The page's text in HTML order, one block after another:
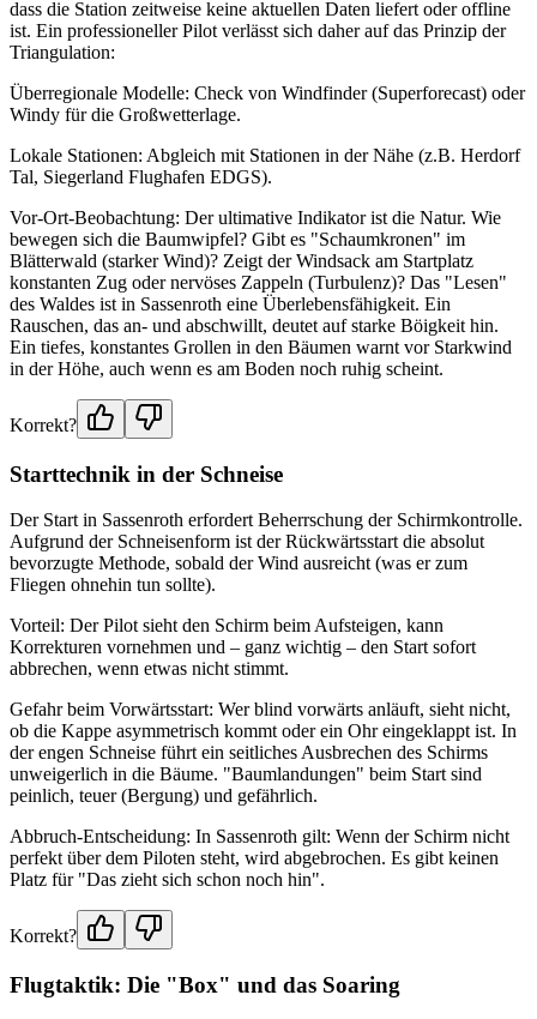
dass die Station zeitweise keine aktuellen Daten liefert oder offline
ist. Ein professioneller Pilot verlässt sich daher auf das Prinzip der
Triangulation:
Überregionale Modelle: Check von Windfinder (Superforecast) oder
Windy für die Großwetterlage.
Lokale Stationen: Abgleich mit Stationen in der Nähe (z.B. Herdorf
Tal, Siegerland Flughafen EDGS).
Vor-Ort-Beobachtung: Der ultimative Indikator ist die Natur. Wie
bewegen sich die Baumwipfel? Gibt es "Schaumkronen" im
Blätterwald (starker Wind)? Zeigt der Windsack am Startplatz
konstanten Zug oder nervöses Zappeln (Turbulenz)? Das "Lesen"
des Waldes ist in Sassenroth eine Überlebensfähigkeit. Ein
Rauschen, das an- und abschwillt, deutet auf starke Böigkeit hin.
Ein tiefes, konstantes Grollen in den Bäumen warnt vor Starkwind
in der Höhe, auch wenn es am Boden noch ruhig scheint.
Korrekt?
Starttechnik in der Schneise
Der Start in Sassenroth erfordert Beherrschung der Schirmkontrolle.
Aufgrund der Schneisenform ist der Rückwärtsstart die absolut
bevorzugte Methode, sobald der Wind ausreicht (was er zum
Fliegen ohnehin tun sollte).
Vorteil: Der Pilot sieht den Schirm beim Aufsteigen, kann
Korrekturen vornehmen und – ganz wichtig – den Start sofort
abbrechen, wenn etwas nicht stimmt.
Gefahr beim Vorwärtsstart: Wer blind vorwärts anläuft, sieht nicht,
ob die Kappe asymmetrisch kommt oder ein Ohr eingeklappt ist. In
der engen Schneise führt ein seitliches Ausbrechen des Schirms
unweigerlich in die Bäume. "Baumlandungen" beim Start sind
peinlich, teuer (Bergung) und gefährlich.
Abbruch-Entscheidung: In Sassenroth gilt: Wenn der Schirm nicht
perfekt über dem Piloten steht, wird abgebrochen. Es gibt keinen
Platz für "Das zieht sich schon noch hin".
Korrekt?
Flugtaktik: Die "Box" und das Soaring